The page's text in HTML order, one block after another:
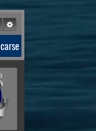
BuscarBúsqueda avanzada